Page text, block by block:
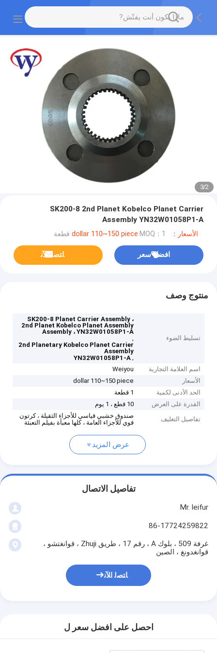
2
/
3
SK200-8 2nd Planet Kobelco Planet Carrier
Assembly YN32W01058P1-A
الأسعار：dollar 110~150 piece MOQ：1 قطعة
افضل سعر ﺎﺘﺼﻟ ﺍﻶﻧ
منتوج وصف
تسليط الضوء
SK200-8 Planet Carrier Assembly ،
2nd Planet Kobelco Planet Assembly
Assembly ، YN32W01058P1-A
,
2nd Planetary Kobelco Planet Carrier
Assembly
,
YN32W01058P1-A
اسم العلامة التجارية
Weiyou
الأسعار
dollar 110~150 piece
الحد الأدنى لكمية
1 قطعة
القدرة على العرض
10 قطع ، 1 يوم
تفاصيل التغليف
صندوق خشبي قياسي للأجزاء الثقيلة ، كرتون
قوي للأجزاء العامة ، كلها معبأة بفيلم التعبئة
عرض المزيد
تفاصيل الاتصال
Mr. leifur
86-17724259822
غرفة 509 ، بلوك A ، رقم 17 ، طريق Zhuji ، قوانغتشو ،
قوانغدونغ ، الصين
ﺎﺘﺼﻟ ﺍﻶﻧ
احصل على افضل سعر ل